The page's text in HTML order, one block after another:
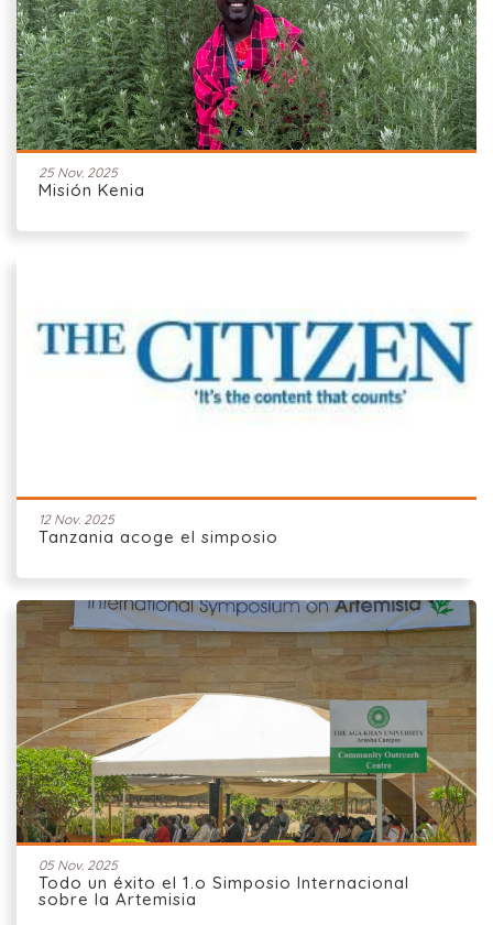
25 Nov. 2025
Misión Kenia
12 Nov. 2025
Tanzania acoge el simposio
05 Nov. 2025
Todo un éxito el 1.o Simposio Internacional
sobre la Artemisia